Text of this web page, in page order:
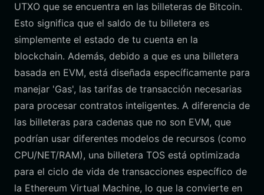
UTXO que se encuentra en las billeteras de Bitcoin.
Esto significa que el saldo de tu billetera es
simplemente el estado de tu cuenta en la
blockchain. Además, debido a que es una billetera
basada en EVM, está diseñada específicamente para
manejar 'Gas', las tarifas de transacción necesarias
para procesar contratos inteligentes. A diferencia de
las billeteras para cadenas que no son EVM, que
podrían usar diferentes modelos de recursos (como
CPU/NET/RAM), una billetera TOS está optimizada
para el ciclo de vida de transacciones específico de
la Ethereum Virtual Machine, lo que la convierte en